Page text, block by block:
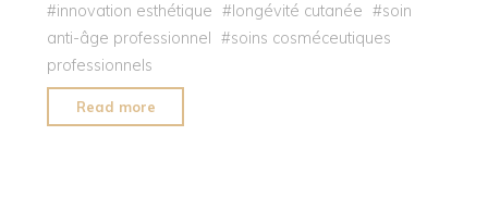
#innovation esthétique # longévité cutanée #soin
anti-âge professionnel
#soins cosméceutiques
professionnels
Read more
: